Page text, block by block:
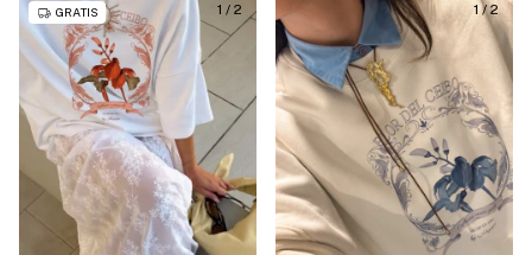
1 / 2
GRATIS 1 /2